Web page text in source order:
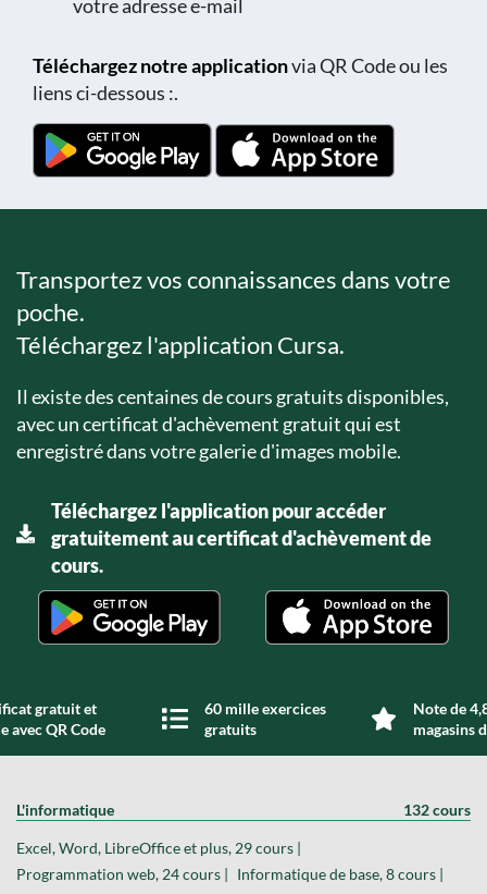
votre adresse e-mail
Téléchargez notre applicationvia QR Code ou les
liens ci-dessous :.
Transportez vos connaissances dans votre
poche.
Téléchargez l'application Cursa.
Il existe des centaines de cours gratuits disponibles,
avec un certificat d'achèvement gratuit qui est
enregistré dans votre galerie d'images mobile.
Téléchargez l'application pour accéder
gratuitement au certificat d'achèvement de
cours.
gratuit et
avec QR Code
60 mille exercices
gratuits
Note de
magasins
L'informatique 132 cours
Excel, Word, LibreOffice et plus, 29 cours |
Programmation web, 24 cours | Informatique de base, 8 cours |